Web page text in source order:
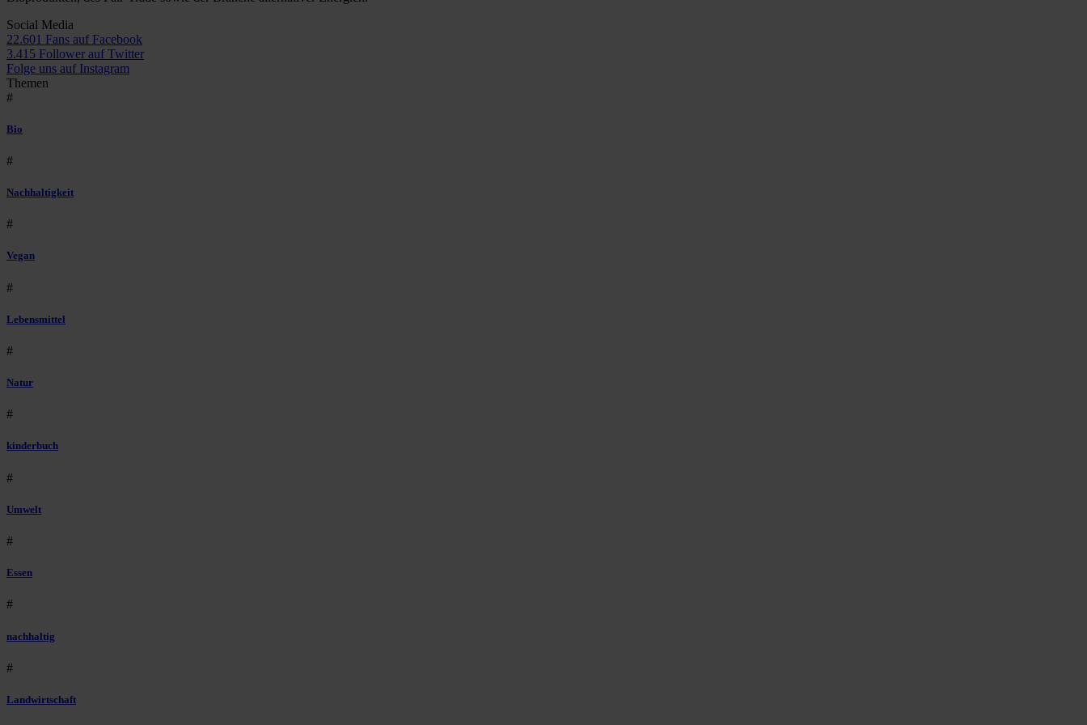
Social Media
22.601 Fans auf Facebook
3.415 Follower auf Twitter
Folge uns auf Instagram
Themen
#
Bio
#
Nachhaltigkeit
#
Vegan
#
Lebensmittel
#
Natur
#
kinderbuch
#
Umwelt
#
Essen
#
nachhaltig
#
Landwirtschaft